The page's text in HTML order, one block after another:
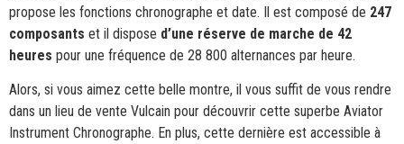
propose les fonctions chronographe et date. Il est composé de 247
composants et il dispose d’une réserve de marche de 42
heures pour une fréquence de 28 800 alternances par heure.
Alors, si vous aimez cette belle montre, il vous suffit de vous rendre
dans un lieu de vente Vulcain pour découvrir cette superbe Aviator
Instrument Chronographe. En plus, cette dernière est accessible à